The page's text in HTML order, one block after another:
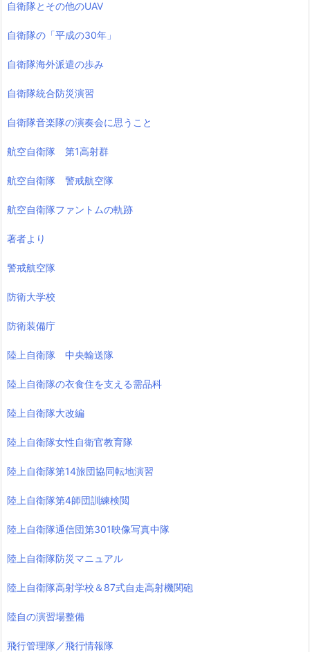
自衛隊とその他のUAV
自衛隊の「平成の30年」
自衛隊海外派遣の歩み
自衛隊統合防災演習
自衛隊音楽隊の演奏会に思うこと
航空自衛隊 第1高射群
航空自衛隊 警戒航空隊
航空自衛隊ファントムの軌跡
著者より
警戒航空隊
防衛大学校
防衛装備庁
陸上自衛隊 中央輸送隊
陸上自衛隊の衣食住を支える需品科
陸上自衛隊大改編
陸上自衛隊女性自衛官教育隊
陸上自衛隊第14旅団協同転地演習
陸上自衛隊第4師団訓練検閲
陸上自衛隊通信団第301映像写真中隊
陸上自衛隊防災マニュアル
陸上自衛隊高射学校＆87式自走高射機関砲
陸自の演習場整備
飛行管理隊／飛行情報隊